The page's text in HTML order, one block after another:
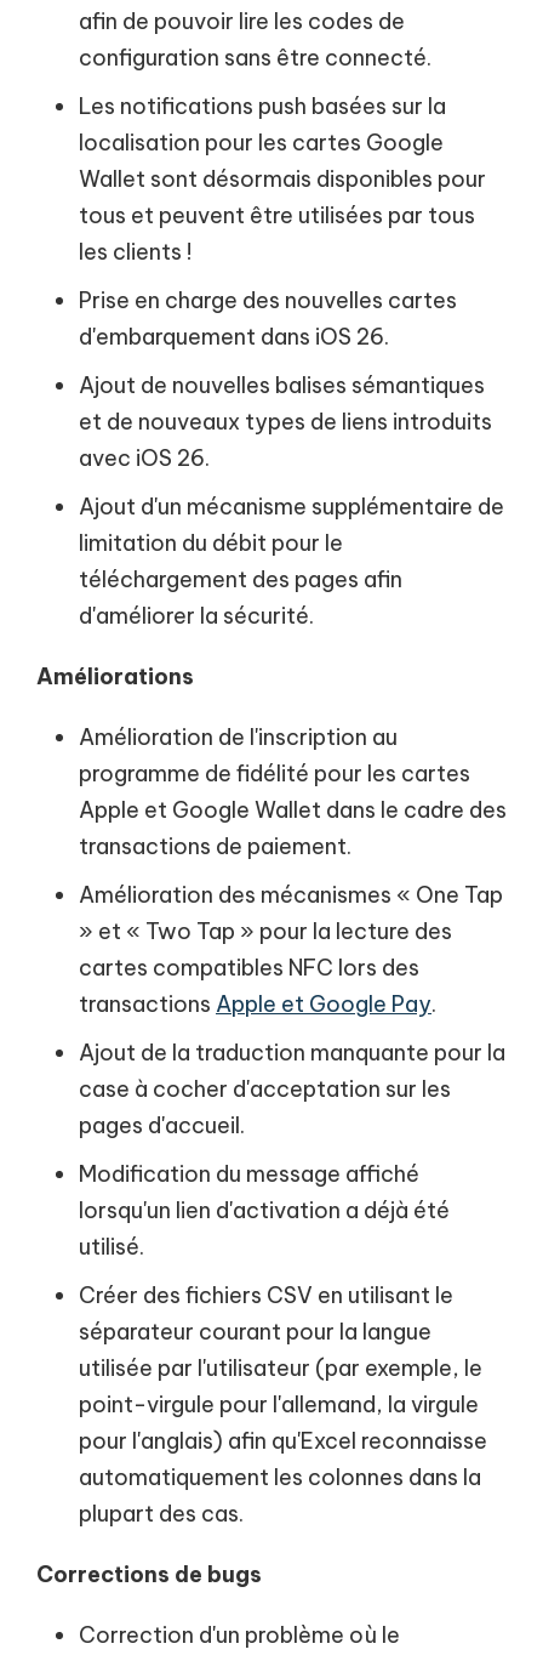
afin de pouvoir lire les codes de
configuration sans être connecté.
Les notifications push basées sur la
localisation pour les cartes Google
Wallet sont désormais disponibles pour
tous et peuvent être utilisées par tous
les clients !
Prise en charge des nouvelles cartes
d'embarquement dans iOS 26.
Ajout de nouvelles balises sémantiques
et de nouveaux types de liens introduits
avec iOS 26.
Ajout d'un mécanisme supplémentaire de
limitation du débit pour le
téléchargement des pages afin
d'améliorer la sécurité.
Améliorations
Amélioration de l'inscription au
programme de fidélité pour les cartes
Apple et Google Wallet dans le cadre des
transactions de paiement.
Amélioration des mécanismes « One Tap
» et « Two Tap » pour la lecture des
cartes compatibles NFC lors des
transactions Apple et Google Pay.
Ajout de la traduction manquante pour la
case à cocher d'acceptation sur les
pages d'accueil.
Modification du message affiché
lorsqu'un lien d'activation a déjà été
utilisé.
Créer des fichiers CSV en utilisant le
séparateur courant pour la langue
utilisée par l'utilisateur (par exemple, le
point-virgule pour l'allemand, la virgule
pour l'anglais) afin qu'Excel reconnaisse
automatiquement les colonnes dans la
plupart des cas.
Corrections de bugs
Correction d'un problème où le